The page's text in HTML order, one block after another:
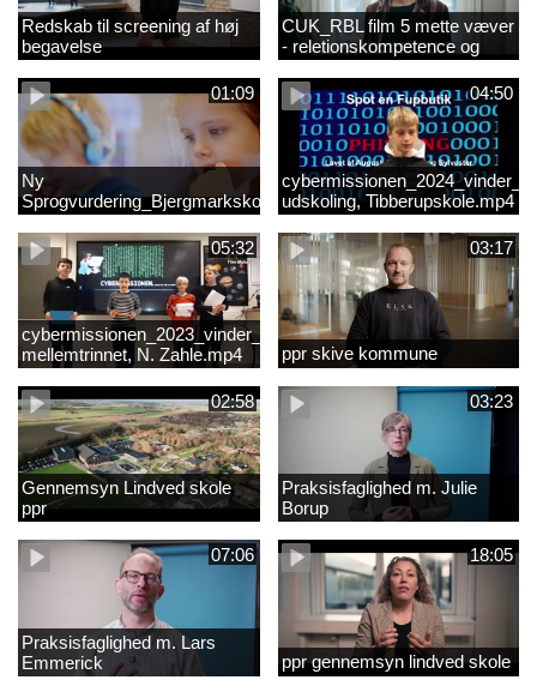
Redskab til screening af høj
begavelse
CUK_RBL film 5 mette væver
- reletionskompetence og
børn i udsatte positioner.
01:09
Ny
Sprogvurdering_Bjergmarkskolne_CUK
04:50
udskoling, Tibberupskole.mp4
05:32
cybermissionen_2023_vinder_Vinder
mellemtrinnet, N. Zahle.mp4
03:17
ppr skive kommune
02:58
Gennemsyn Lindved skole
ppr
03:23
Praksisfaglighed m. Julie
Borup
07:06
Praksisfaglighed m. Lars
Emmerick
18:05
ppr gennemsyn lindved skole